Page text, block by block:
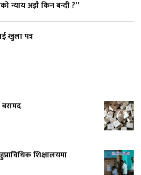
न्याय अझै किन बन्दी ?”
खुला पत्र
शिक्षालयमा